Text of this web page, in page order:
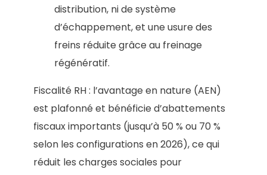
distribution, ni de système
d’échappement, et une usure des
freins réduite grâce au freinage
régénératif.
Fiscalité RH : l’avantage en nature (AEN)
est plafonné et bénéficie d’abattements
fiscaux importants (jusqu’à 50 % ou 70 %
selon les configurations en 2026), ce qui
réduit les charges sociales pour